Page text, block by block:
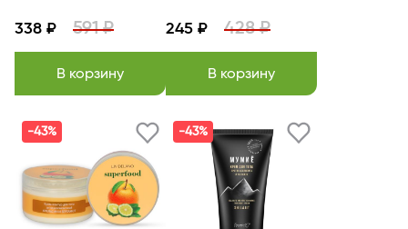
338 ₽ 591 ₽
В корзину
245 ₽ 428 ₽
В корзину
-43% -43%